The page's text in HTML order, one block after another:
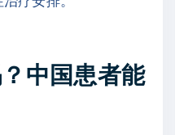
中国患者能